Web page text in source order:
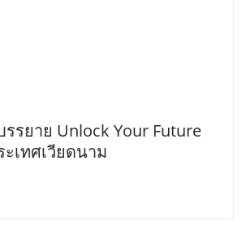
รยาย Unlock Your Future
ะเทศเวียดนาม